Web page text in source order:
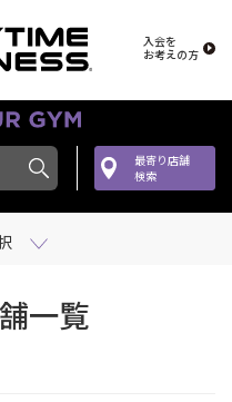
入会を
お考えの方
最寄り店舗
検索
一覧